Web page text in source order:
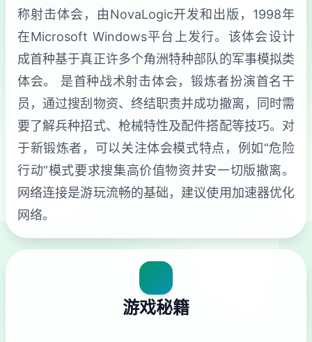
称射击体会，由NovaLogic开发和出版，1998年
在Microsoft Windows平台上发行。该体会设计
成首种基于真正许多个角洲特种部队的军事模拟类
体会。 是首种战术射击体会，锻炼者扮演首名干
员，通过搜刮物资、终结职责并成功撤离，同时需
要了解兵种招式、枪械特性及配件搭配等技巧。对
于新锻炼者，可以关注体会模式特点，例如“危险
行动”模式要求搜集高价值物资并安一切版撤离。
网络连接是游玩流畅的基础，建议使用加速器优化
网络。
游戏秘籍